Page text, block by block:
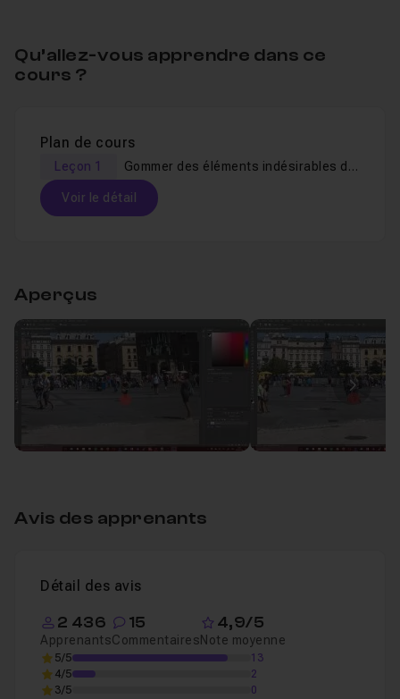
Le fichier source est fourni, afin que vous puissiez vous
Je reste disponible dans le salon d'entraide pour
répondre à vos questions.
Qu’allez-vous apprendre dans ce
cours ?
Plan de cours
Leçon 1 Gommer des éléments indésirables dans Photoshop
Voir le détail
Aperçus
Avis des apprenants
Détail des avis
2 436
Apprenants
15
Commentaires
4,9/5
Note moyenne
5/5
13
4/5
2
3/5
0